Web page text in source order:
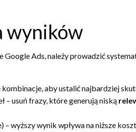
wyników
Google Ads, należy prowadzić
aby ustalić najbardziej
– usuń frazy, które generują niską
wyższy wynik wpływa na niższe